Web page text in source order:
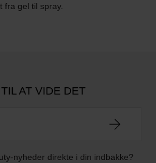
fra gel til spray.
AT VIDE DET
nyheder direkte i din indbakke?